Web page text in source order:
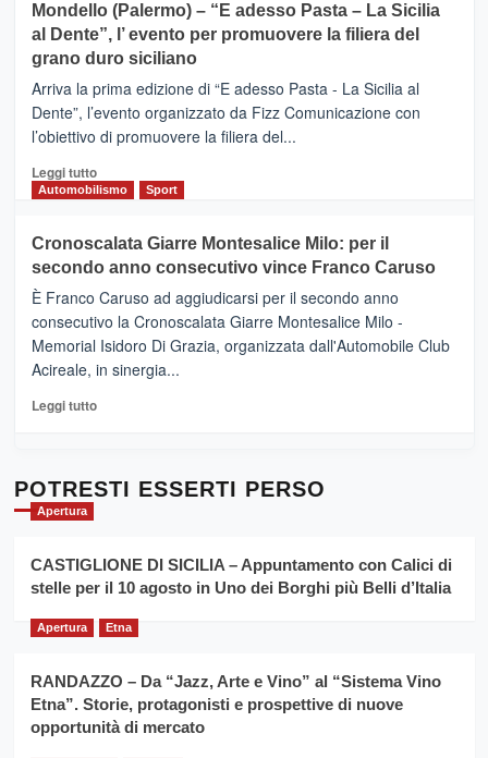
e
messaggi
di
CASTIGLIONE
DI
SICILIA
(Ct)
–
Il
Borgo
Gusto,
il
tra
sapori
vicoli
medievali
Mondello (Palermo) – “E adesso Pasta – La Sicilia
al Dente”, l’ evento per promuovere la filiera del
grano duro siciliano
Arriva la prima edizione di “E adesso Pasta - La Sicilia al
Dente”, l’evento organizzato da Fizz Comunicazione con
l’obiettivo di promuovere la filiera del...
Leggi tuttoLeggi
di
Mondello
(Palermo)
–
“E
adesso
Pasta
–
Sicilia
l’
evento
la
filiera
grano
Automobilismo Sport
Cronoscalata Giarre Montesalice Milo: per il
secondo anno consecutivo vince Franco Caruso
È Franco Caruso ad aggiudicarsi per il secondo anno
consecutivo la Cronoscalata Giarre Montesalice Milo -
Memorial Isidoro Di Grazia, organizzata dall'Automobile Club
Acireale, in sinergia...
Leggi tuttoLeggi
Cronoscalata
per
il
anno
Franco
Caruso
POTRESTI ESSERTI PERSO
Apertura
CASTIGLIONE DI SICILIA – Appuntamento con Calici di
stelle per il 10 agosto in Uno dei Borghi più Belli d’Italia
Apertura Etna
RANDAZZO – Da “Jazz, Arte e Vino” al “Sistema Vino
Etna”. Storie, protagonisti e prospettive di nuove
opportunità di mercato